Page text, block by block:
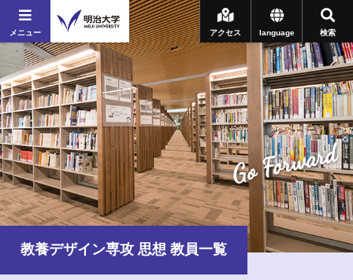
メニュー 検索
language
アクセス
Go Forward
教養デザイン専攻 思想 教員一覧